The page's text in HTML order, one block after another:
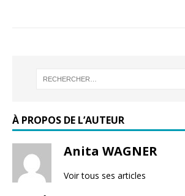
À PROPOS DE L’AUTEUR
Anita WAGNER
Voir tous ses articles